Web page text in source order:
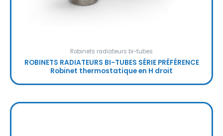
Robinets radiateurs bi-tubes
ROBINETS RADIATEURS BI-TUBES SÉRIE PRÉFÉRENCE
Robinet thermostatique en H droit